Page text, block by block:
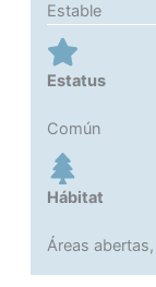
Estable
Estatus
Común
Hábitat
Áreas